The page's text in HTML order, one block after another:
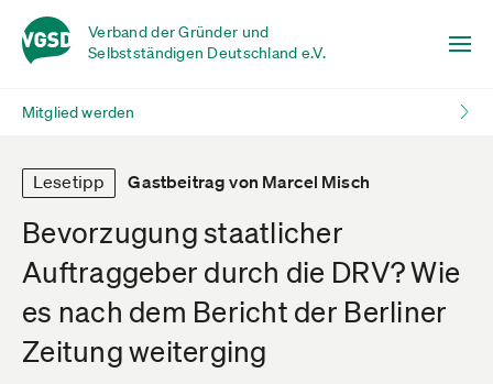
Verband der Gründer und
Selbstständigen Deutschland e.V.
Mitglied werden
Lesetipp Gastbeitrag von Marcel Misch
Bevorzugung staatlicher
Auftraggeber durch die DRV? Wie
es nach dem Bericht der Berliner
Zeitung weiterging